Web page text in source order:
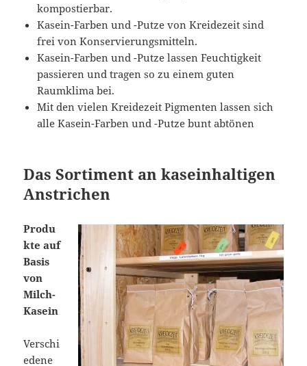
kompostierbar.
Kasein-Farben und -Putze von Kreidezeit sind
frei von Konservierungsmitteln.
Kasein-Farben und -Putze lassen Feuchtigkeit
passieren und tragen so zu einem guten
Raumklima bei.
Mit den vielen Kreidezeit Pigmenten lassen sich
alle Kasein-Farben und -Putze bunt abtönen
Das Sortiment an kaseinhaltigen
Anstrichen
Produ
kte auf
Basis
von
Milch-
Kasein
Verschi
edene